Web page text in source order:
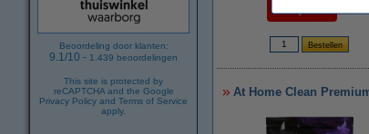
Beoordeling door klanten:
9.1/10 - 1.439 beoordelingen
This site is protected by
reCAPTCHA and the Google
Privacy Policy and Terms of Service
apply.
At Home Clean